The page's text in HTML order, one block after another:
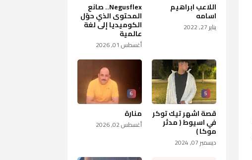
اللاعب ابراهيم
اسامه
يناير 27, 2022
Negusflex.. صانع
المحتوى الذي حوّل
الكوميديا إلى لغة
عالمية
أغسطس 01, 2026
5
قصة اشهر تيك توكر
في اسيوط ( مدثر
موكا )
ديسمبر 07, 2024
6
منارة
أغسطس 02, 2026